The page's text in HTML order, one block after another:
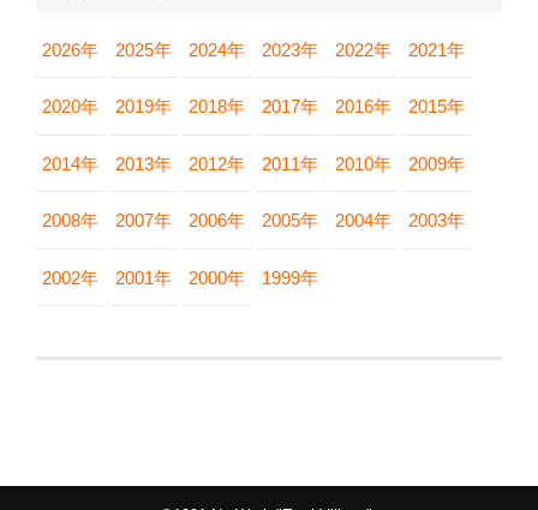
2026年 2025年 2024年 2023年 2022年 2021年
2020年 2019年 2018年 2017年 2016年 2015年
2014年 2013年 2012年 2011年 2010年 2009年
2008年 2007年 2006年 2005年 2004年 2003年
2002年 2001年 2000年 1999年